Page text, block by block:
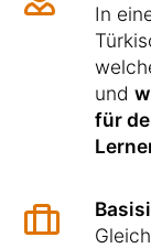
In
und
für